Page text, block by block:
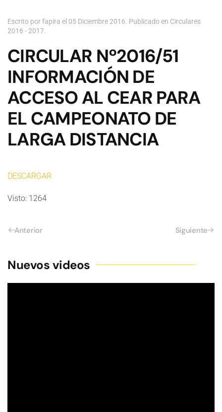
Escrito por fapira el 05 Diciembre 2016. Publicado en Circulares
2016 - 2017.
CIRCULAR Nº2016/51
INFORMACIÓN DE
ACCESO AL CEAR PARA
EL CAMPEONATO DE
LARGA DISTANCIA
DESCARGAR
Visto: 1264
Anterior Siguiente
Nuevos videos